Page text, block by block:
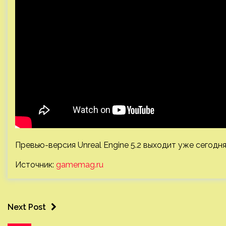
Превью-версия Unreal Engine 5.2 выходит уже
Источник: gamemag.ru
Next Post